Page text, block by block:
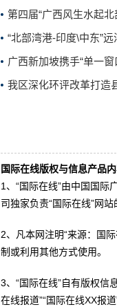
第四届“广西风生水起
“北部湾港-印度\中东”
广西新加坡携手“单一窗
我区深化环评改革打造
国际在线版权与信息产品
1、“国际在线”由中国国际
司独家负责“国际在线”网站
2、凡本网注明“来源：国
制或利用其他方式使用。
3、“国际在线”自有版权信
在线报道”“国际在线XX报